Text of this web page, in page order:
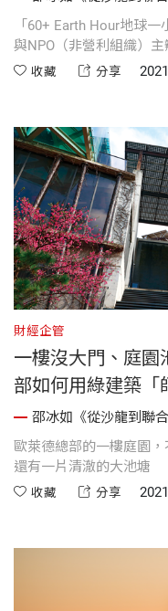
「60+ Earth Hour地球
與NPO（非營利組織）
收藏 分享
財經企管
一樓沒大門、庭園
部如何用綠建築「
邵冰如《從沙龍到聯合
歐萊德總部的一樓庭園
還有一片清澈的大池塘
收藏 分享